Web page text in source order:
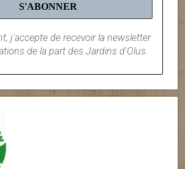
j'accepte de recevoir la newsletter
de la part des Jardins d'Olus.